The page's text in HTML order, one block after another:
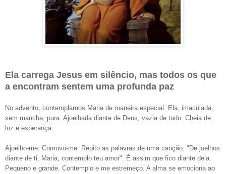
Ela carrega Jesus em silêncio, mas todos os que
a encontram sentem uma profunda paz
No advento, contemplamos Maria de maneira especial. Ela, imaculada,
sem mancha, pura. Ajoelhada diante de Deus, vazia de tudo. Cheia de
luz e esperança.
Ajoelho-me. Comovo-me. Repito as palavras de uma canção: "De joelhos
diante de ti, Maria, contemplo teu amor". É assim que fico diante dela.
Pequeno e grande. Contemplo e me estremeço. A alma se emociona ao